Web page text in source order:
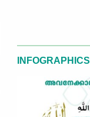
INFOGRAPHICS